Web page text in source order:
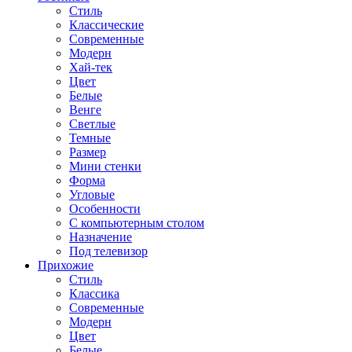
Стиль
Классические
Современные
Модерн
Хай-тек
Цвет
Белые
Венге
Светлые
Темные
Размер
Мини стенки
Форма
Угловые
Особенности
С компьютерным столом
Назначение
Под телевизор
Прихожие
Стиль
Классика
Современные
Модерн
Цвет